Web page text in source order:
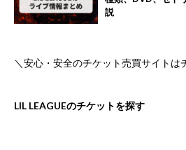
説
＼安心・安全のチケット売買サイトは
LIL LEAGUEのチケットを探す